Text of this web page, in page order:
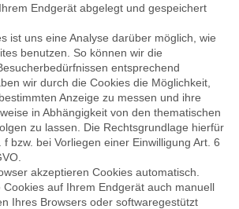
Endgerät abgelegt und gespeichert
ist uns eine Analyse darüber möglich, wie
benutzen. So können wir die
entsprechend
wir durch die Cookies die Möglichkeit,
Anzeige zu messen und ihre
in Abhängigkeit von den thematischen
zu lassen. Die Rechtsgrundlage hierfür
f bzw. bei Vorliegen einer Einwilligung Art. 6
akzeptieren Cookies automatisch.
Cookies auf Ihrem Endgerät auch manuell
Ihres Browsers oder softwaregestützt